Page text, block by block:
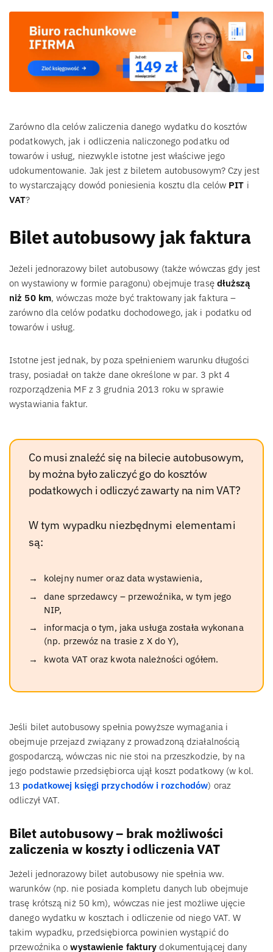
Zarówno dla celów zaliczenia danego wydatku do kosztów
podatkowych, jak i odliczenia naliczonego podatku od
towarów i usług, niezwykle istotne jest właściwe jego
udokumentowanie. Jak jest z biletem autobusowym? Czy jest
to wystarczający dowód poniesienia kosztu dla celów PIT i
VAT?
Bilet autobusowy jak faktura
Jeżeli jednorazowy bilet autobusowy (także wówczas gdy jest
on wystawiony w formie paragonu) obejmuje trasę dłuższą
niż 50 km, wówczas może być traktowany jak faktura –
zarówno dla celów podatku dochodowego, jak i podatku od
towarów i usług.
Istotne jest jednak, by poza spełnieniem warunku długości
trasy, posiadał on także dane określone w par. 3 pkt 4
rozporządzenia MF z 3 grudnia 2013 roku w sprawie
wystawiania faktur.
Co musi znaleźć się na bilecie autobusowym,
by można było zaliczyć go do kosztów
podatkowych i odliczyć zawarty na nim VAT?
W tym wypadku niezbędnymi elementami
są:
kolejny numer oraz data wystawienia,
dane sprzedawcy – przewoźnika, w tym jego
NIP,
informacja o tym, jaka usługa została wykonana
(np. przewóz na trasie z X do Y),
kwota VAT oraz kwota należności ogółem.
Jeśli bilet autobusowy spełnia powyższe wymagania i
obejmuje przejazd związany z prowadzoną działalnością
gospodarczą, wówczas nic nie stoi na przeszkodzie, by na
jego podstawie przedsiębiorca ujął koszt podatkowy (w kol.
13 podatkowej księgi przychodów i rozchodów) oraz
odliczył VAT.
Bilet autobusowy – brak możliwości
zaliczenia w koszty i odliczenia VAT
Jeżeli jednorazowy bilet autobusowy nie spełnia ww.
warunków (np. nie posiada kompletu danych lub obejmuje
trasę krótszą niż 50 km), wówczas nie jest możliwe ujęcie
danego wydatku w kosztach i odliczenie od niego VAT. W
takim wypadku, przedsiębiorca powinien wystąpić do
przewoźnika owystawienie faktury dokumentującej dany